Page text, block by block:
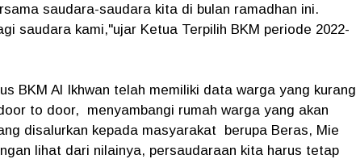
saudara-saudara kita di bulan ramadhan ini.
saudara kami,"ujar Ketua Terpilih BKM periode 2022-
BKM Al Ikhwan telah memiliki data warga yang kurang
to door, menyambangi rumah warga yang akan
disalurkan kepada masyarakat berupa Beras, Mie
lihat dari nilainya, persaudaraan kita harus tetap